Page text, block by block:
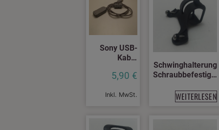
Sony USB-
Kabel
geschirmt
5,90 €
Inkl. MwSt.
Schwinghalterung
WEITERLESEN